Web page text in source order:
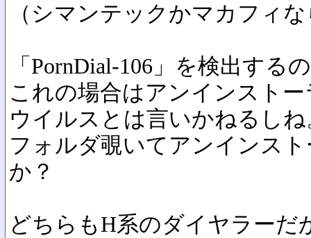
（シマンテックかマカフィ
「PornDial-106」を検出す
これの場合はアンインスト
ウイルスとは言いかねるしね
フォルダ覗いてアンインス
か？
どちらもH系のダイヤラーだ